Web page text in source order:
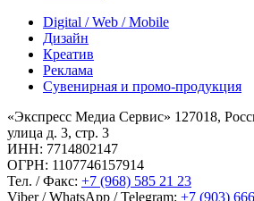
Digital / Web / Mobile
Дизайн
Креатив
Реклама
Сувенирная и промо-продукция
«Экспресс Медиа Сервис» 127018,
улица д. 3, стр. 3
ИНН: 7714802147
ОГРН: 1107746157914
Тел. / Факс: +7 (968) 585 21 23
Viber / WhatsApp / Telegram: +7 (903)